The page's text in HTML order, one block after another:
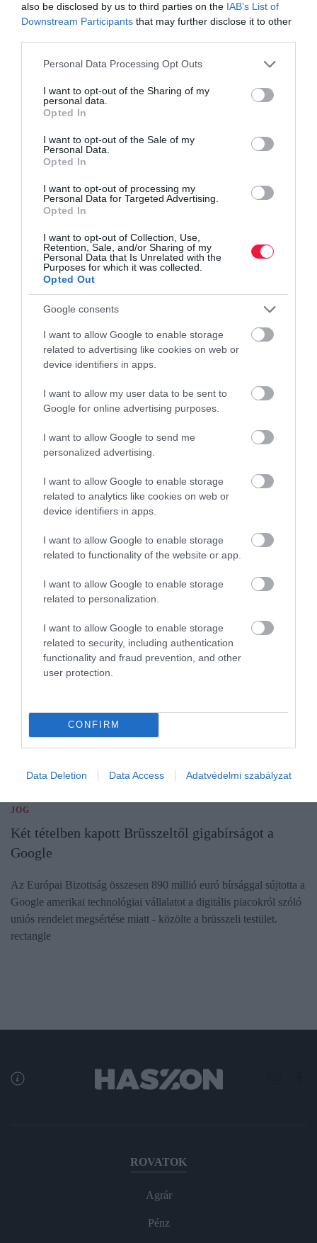
also be disclosed by us to third parties on the IAB’s List of
Downstream Participants that may further disclose it to other
Please note that this website/app uses one or more Google
not limited to your visit or usage behaviour. You may click to
grant or deny consent to Google and its third-party tags to
use your data for below specified purposes in below Google
consent section.
Personal Data Processing Opt Outs
I want to opt-out of the Sharing of my
personal data.
Opted In
I want to opt-out of the Sale of my
Personal Data.
Opted In
I want to opt-out of processing my
Personal Data for Targeted Advertising.
Opted In
I want to opt-out of Collection, Use,
Retention, Sale, and/or Sharing of my
Personal Data that Is Unrelated with the
Purposes for which it was collected.
Opted Out
Google consents
I want to allow Google to enable storage
related to advertising like cookies on web or
device identifiers in apps.
I want to allow my user data to be sent to
Google for online advertising purposes.
I want to allow Google to send me
personalized advertising.
I want to allow Google to enable storage
related to analytics like cookies on web or
device identifiers in apps.
I want to allow Google to enable storage
related to functionality of the website or app.
I want to allow Google to enable storage
related to personalization.
I want to allow Google to enable storage
related to security, including authentication
functionality and fraud prevention, and other
user protection.
CONFIRM
Data Deletion Data Access Adatvédelmi szabályzat
INFLÁCIÓ
Meglepetést okozott a friss inflációs adat
Az elemzők 1,9 százalékos inflációt jósoltak júniusra, a KSH friss
adatai azonban ennél kedvezőbb képet mutatnak. Az előző
hónapban 1,7 százalékosra csökkent a fogyasztói árak éves
növekedési üteme a…
JOG
Két tételben kapott Brüsszeltől gigabírságot a
Google
Az Európai Bizottság összesen 890 millió euró bírsággal sújtotta a
Google amerikai technológiai vállalatot a digitális piacokról szóló
uniós rendelet megsértése miatt - közölte a brüsszeli testület.
rectangle
ROVATOK
Agrár
Pénz